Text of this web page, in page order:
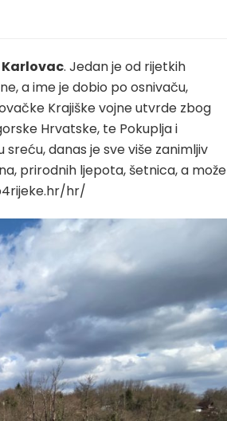
Karlovac. Jedan je od rijetkih
a ime je dobio po osnivaču,
Krajiške vojne utvrde zbog
Hrvatske, te Pokuplja i
danas je sve više zanimljiv
prirodnih ljepota, šetnica, a može
hr/